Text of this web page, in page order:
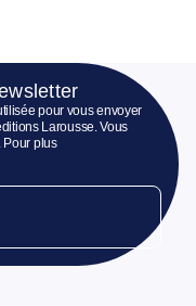
pour vous envoyer
Larousse. Vous
Pour plus